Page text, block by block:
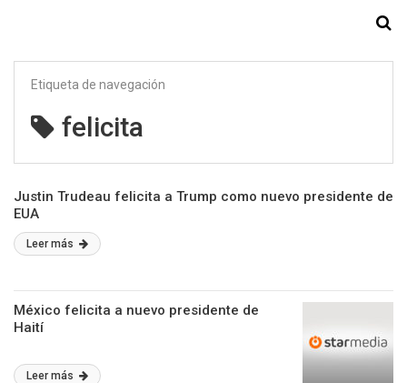
Etiqueta de navegación
felicita
Justin Trudeau felicita a Trump como nuevo presidente de
EUA
Leer más
México felicita a nuevo presidente de
Haití
Leer más